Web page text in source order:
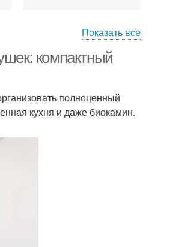
Показать все
компактный
полноценный
кухня и даже биокамин.